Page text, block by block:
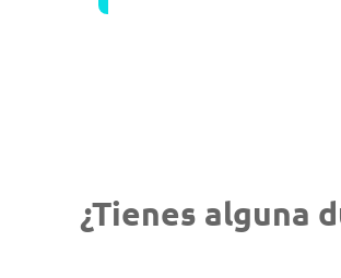
¿Tienes alguna